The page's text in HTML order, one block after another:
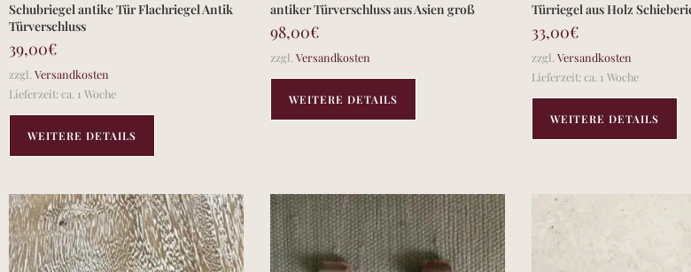
Schubriegel antike Tür Flachriegel Antik
Türverschluss
39,00€
zzgl. Versandkosten
Lieferzeit:ca. 1 Woche
WEITERE DETAILS
antiker Türverschluss aus Asien groß
98,00€
zzgl. Versandkosten
WEITERE DETAILS
Türriegel aus Holz
33,00€
zzgl. Versandkosten
Lieferzeit:ca. 1 Woche
WEITERE DETAILS